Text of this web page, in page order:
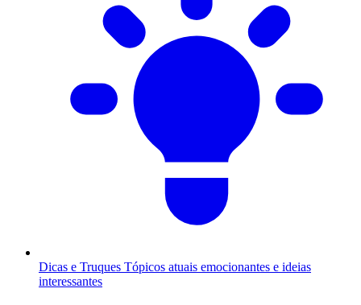
Dicas e Truques Tópicos atuais emocionantes e ideias
interessantes